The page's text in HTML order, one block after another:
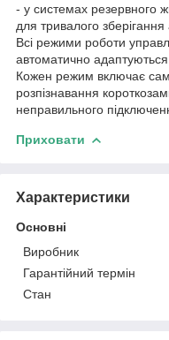
- у системах резервного
для тривалого зберігання
Всі режими роботи
автоматично
Кожен режим включає
розпізнавання
неправильного
Приховати
Характеристики
Основні
Виробник
Гарантійний термін
Стан